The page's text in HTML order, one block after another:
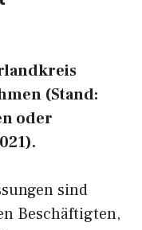
(Stand:
oder
sind
Beschäftigten,